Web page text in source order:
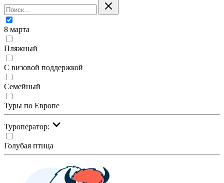
8 марта
Пляжный
С визовой поддержкой
Семейный
Туры по Европе
Туроператор:
Голубая птица